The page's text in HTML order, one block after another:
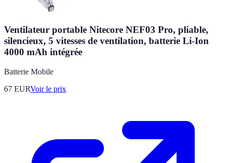
Ventilateur portable Nitecore NEF03 Pro, pliable,
silencieux, 5 vitesses de ventilation, batterie Li-Ion
4000 mAh intégrée
Batterie Mobile
67 EURVoir le prix